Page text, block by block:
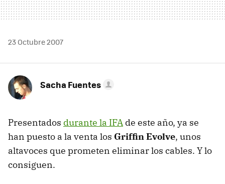
23 Octubre 2007
Sacha Fuentes
Presentados durante la IFA de este año, ya se
han puesto a la venta los Griffin Evolve, unos
altavoces que prometen eliminar los cables. Y lo
consiguen.